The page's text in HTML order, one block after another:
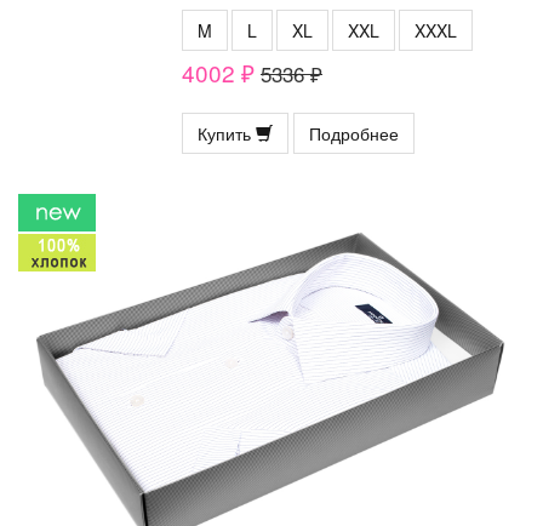
M L XL XXL XXXL
4002 ₽ 5336 ₽
Купить Подробнее